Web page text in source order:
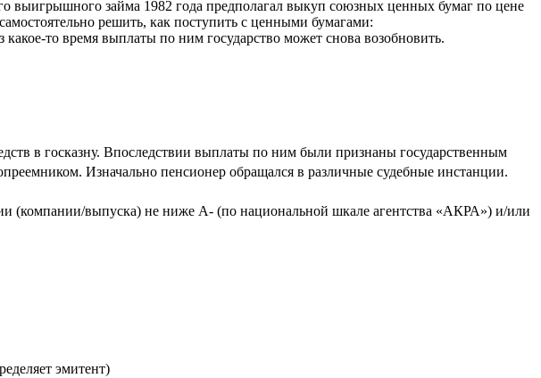
выигрышного займа 1982 года предполагал выкуп союзных ценных бумаг по цене
решить, как поступить с ценными бумагами:
то время выплаты по ним государство может снова возобновить.
в госказну. Впоследствии выплаты по ним были признаны государственным
Изначально пенсионер обращался в различные судебные инстанции.
(компании/выпуска) не ниже А- (по национальной шкале агентства «АКРА») и/или
эмитент)